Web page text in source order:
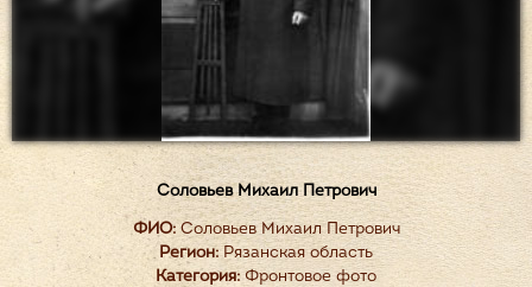
Соловьев Михаил Петрович
ФИО:Соловьев Михаил Петрович
Регион:Рязанская область
Категория: Фронтовое фото